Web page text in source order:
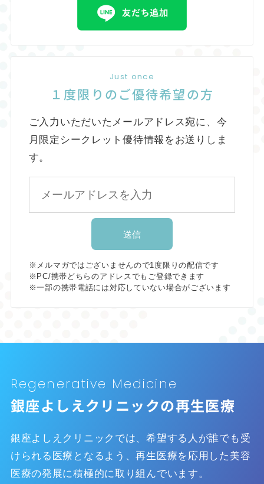
Just once
１度限りのご優待希望の方
ご入力いただいたメールアドレス宛に、今
月限定シークレット優待情報をお送りしま
す。
※メルマガではございませんので1度限りの配信です
※PC/携帯どちらのアドレスでもご登録できます
※一部の携帯電話には対応していない場合がございます
Regenerative Medicine
銀座よしえクリニックの再生医療
銀座よしえクリニックでは、希望する人が誰でも受
けられる医療となるよう、再生医療を応用した美容
医療の発展に積極的に取り組んでいます。